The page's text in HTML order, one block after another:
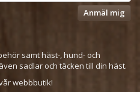
Anmäl mig
samt häst-, hund- och
sadlar och täcken till din häst.
webbbutik!